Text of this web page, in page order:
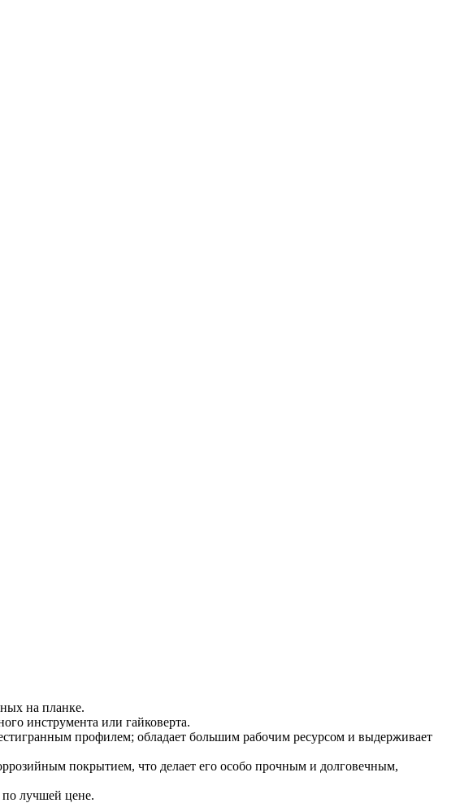
на планке.
инструмента или гайковерта.
профилем; обладает большим рабочим ресурсом и выдерживает
покрытием, что делает его особо прочным и долговечным,
лучшей цене.